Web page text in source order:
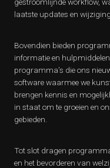
laatste updates en
Bovendien bieden
informatie en
programma’s die ons
software waarmee we
brengen kennis en
in staat om te groeien en
gebieden.
Tot slot dragen
en het bevorderen van